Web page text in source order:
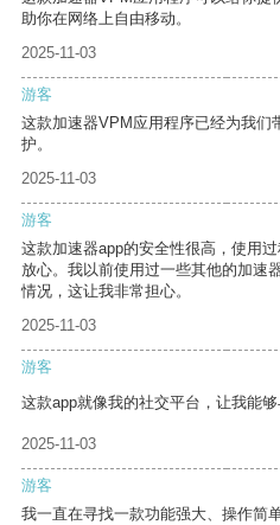
助你在网络上自由移动。
2025-11-03
游客
这款加速器VPM应用程序已经为我们
护。
2025-11-03
游客
这款加速器app的安全性很高，使用
放心。我以前使用过一些其他的加速
情况，这让我非常担心。
2025-11-03
游客
这款app就像我的社交平台，让我能
2025-11-03
游客
我一直在寻找一款功能强大、操作简